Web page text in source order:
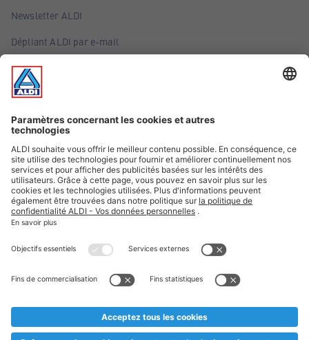
Newsletter ALDI
Dépliant ALDI par e-mail
Offres
Infos essentielles
Suivez ALDI Belgique
Textes marqués d'un astérisque et mentions légales
* Nous vendons ces articles temporairement et jusqu'à
au cas où, malgré le planning bien étudié, nous serions
prématurément en rupture de stock. Prix Recupel et TVA incl.
** Sur ce site, l’utilisation de la forme masculine a été adoptée